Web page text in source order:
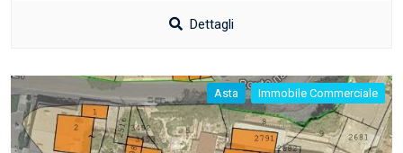
Dettagli
Asta Immobile Commerciale